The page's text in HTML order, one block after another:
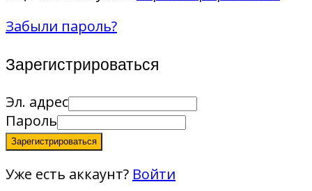
Забыли пароль?
Зарегистрироваться
Эл. адрес
Пароль
Зарегистрироваться
Уже есть аккаунт? Войти